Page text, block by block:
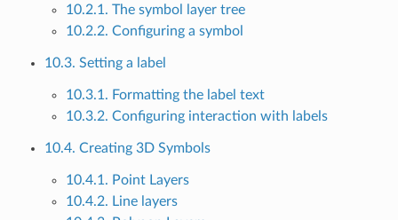
10.2.1. The symbol layer tree
10.2.2. Configuring a symbol
10.3. Setting a label
10.3.1. Formatting the label text
10.3.2. Configuring interaction with labels
10.4. Creating 3D Symbols
10.4.1. Point Layers
10.4.2. Line layers